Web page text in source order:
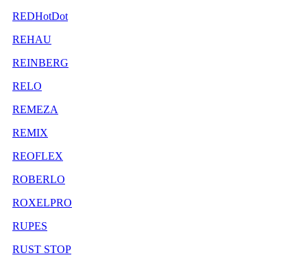
REDHotDot
REHAU
REINBERG
RELO
REMEZA
REMIX
REOFLEX
ROBERLO
ROXELPRO
RUPES
RUST STOP